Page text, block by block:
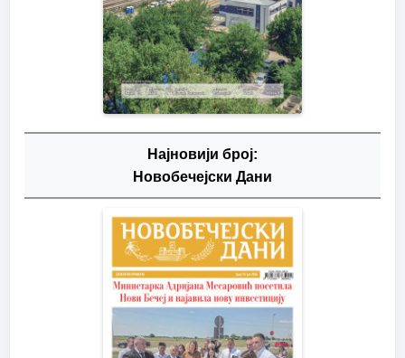
Најновији број:
Новобечејски Дани